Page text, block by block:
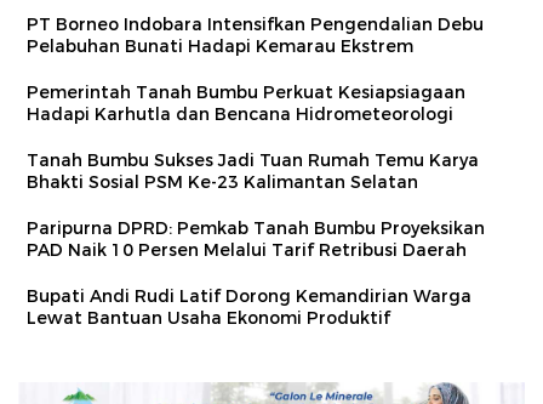
PT Borneo Indobara Intensifkan Pengendalian Debu
Pelabuhan Bunati Hadapi Kemarau Ekstrem
Pemerintah Tanah Bumbu Perkuat Kesiapsiagaan
Hadapi Karhutla dan Bencana Hidrometeorologi
Tanah Bumbu Sukses Jadi Tuan Rumah Temu Karya
Bhakti Sosial PSM Ke-23 Kalimantan Selatan
Paripurna DPRD: Pemkab Tanah Bumbu Proyeksikan
PAD Naik 10 Persen Melalui Tarif Retribusi Daerah
Bupati Andi Rudi Latif Dorong Kemandirian Warga
Lewat Bantuan Usaha Ekonomi Produktif